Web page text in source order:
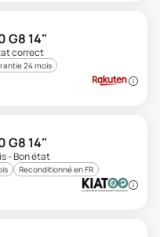
G8 14"
correct
24 mois
G8 14"
- Bon état
Reconditionné en FR